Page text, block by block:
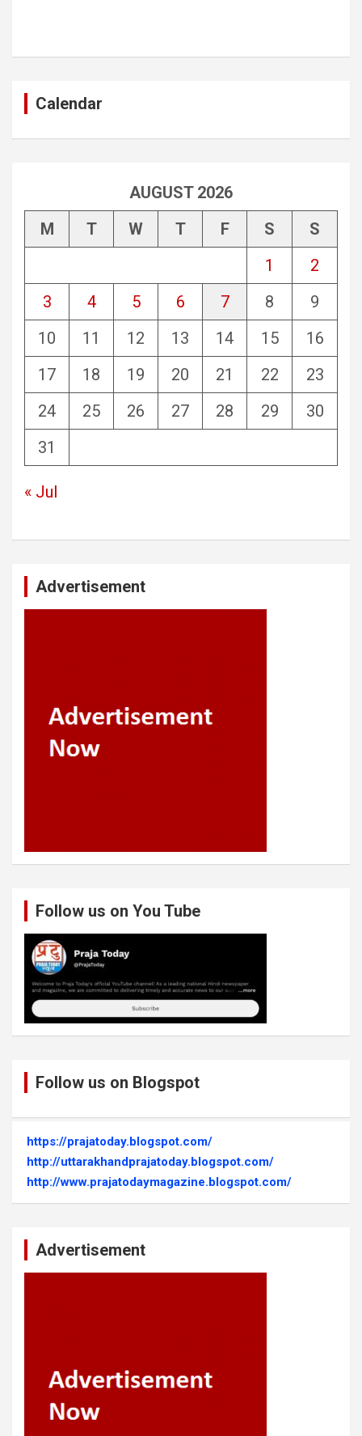
Calendar
AUGUST 2026
M
T W T F S
S
1
2
3
4 5 6 7 8
9
10
11 12 13 14 15
16
17
18 19 20 21 22
23
24
25 26 27 28 29
30
31
« Jul
Advertisement
Follow us on You Tube
Follow us on Blogspot
https://prajatoday.blogspot.com/
http://uttarakhandprajatoday.blogspot.com/
http://www.prajatodaymagazine.blogspot.com/
Advertisement